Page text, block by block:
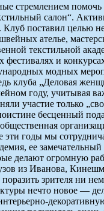
стремлением
салон“.
поставил целью
ателье,
текстильной
и
модных
клуба „Деловая
году, учитывая
участие только
бесценный
годы мы
ее замечательный
делают огромную
из Иванова,
зрителя ни
нечто новое —